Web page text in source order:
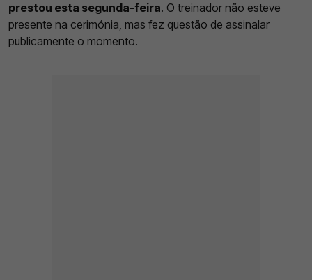
prestou esta segunda-feira. O treinador não esteve
presente na cerimónia, mas fez questão de assinalar
publicamente o momento.